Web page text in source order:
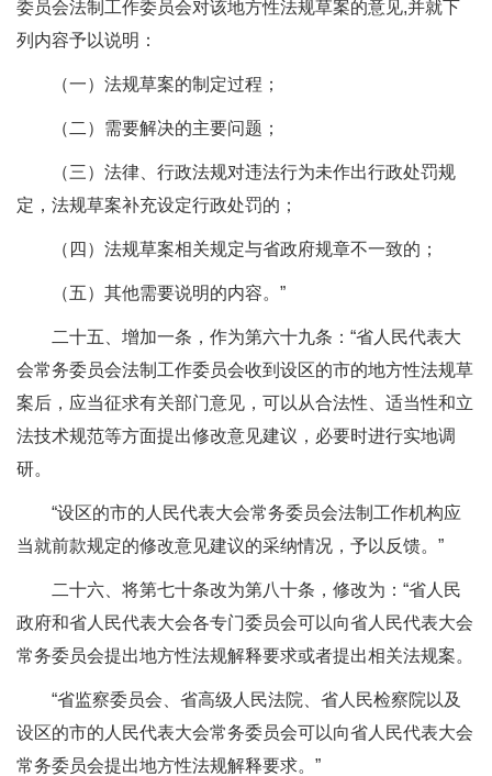
委员会法制工作委员会对该地方性法规草案的意见,并就下
列内容予以说明：
（一）法规草案的制定过程；
（二）需要解决的主要问题；
（三）法律、行政法规对违法行为未作出行政处罚规
定，法规草案补充设定行政处罚的；
（四）法规草案相关规定与省政府规章不一致的；
（五）其他需要说明的内容。”
二十五、增加一条，作为第六十九条：“省人民代表大
会常务委员会法制工作委员会收到设区的市的地方性法规草
案后，应当征求有关部门意见，可以从合法性、适当性和立
法技术规范等方面提出修改意见建议，必要时进行实地调
研。
“设区的市的人民代表大会常务委员会法制工作机构应
当就前款规定的修改意见建议的采纳情况，予以反馈。”
二十六、将第七十条改为第八十条，修改为：“省人民
政府和省人民代表大会各专门委员会可以向省人民代表大会
常务委员会提出地方性法规解释要求或者提出相关法规案。
“省监察委员会、省高级人民法院、省人民检察院以及
设区的市的人民代表大会常务委员会可以向省人民代表大会
常务委员会提出地方性法规解释要求。”